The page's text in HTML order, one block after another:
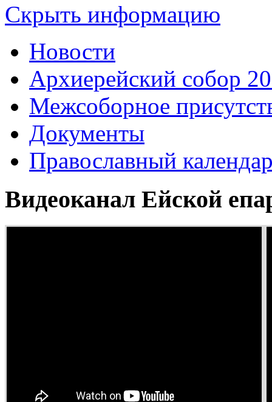
Скрыть информацию
Новости
Архиерейский собор
Межсоборное
Документы
Православный
Видеоканал Ейской